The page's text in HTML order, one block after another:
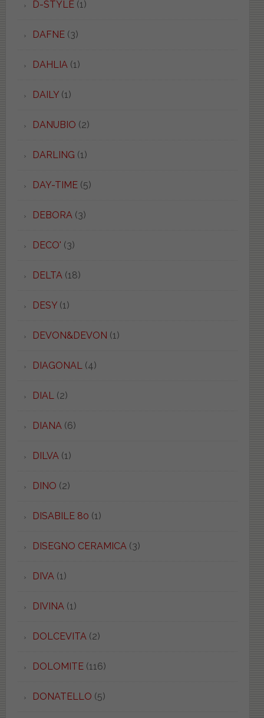
D-STYLE(1)
DAFNE(3)
DAHLIA (1)
DAILY(1)
DANUBIO (2)
DARLING (1)
DAY-TIME(5)
DEBORA (3)
DECO' (3)
DELTA (18)
DESY(1)
DEVON&DEVON (1)
DIAGONAL (4)
DIAL (2)
DIANA (6)
DILVA (1)
DINO (2)
DISABILE 80 (1)
DISEGNO CERAMICA (3)
DIVA (1)
DIVINA (1)
DOLCEVITA (2)
DOLOMITE(116)
DONATELLO (5)